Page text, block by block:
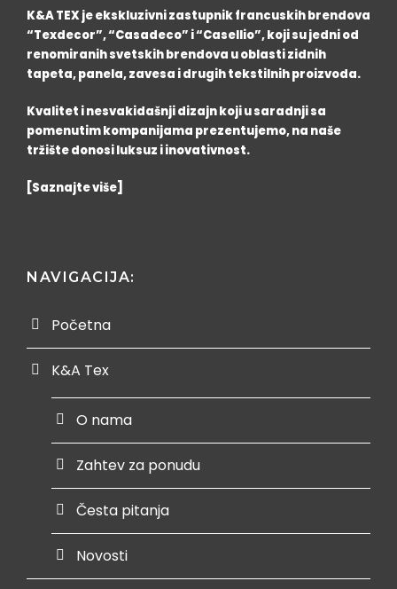
K&A TEX je ekskluzivni zastupnik francuskih brendova
“Texdecor”, “Casadeco” i “Casellio”, koji su jedni od
renomiranih svetskih brendova u oblasti zidnih
tapeta, panela, zavesa i drugih tekstilnih proizvoda.
Kvalitet i nesvakidašnji dizajn koji u saradnji sa
pomenutim kompanijama prezentujemo, na naše
tržište donosi luksuz i inovativnost.
[Saznajte više]
NAVIGACIJA:
Početna
K&A Tex
O nama
Zahtev za ponudu
Česta pitanja
Novosti